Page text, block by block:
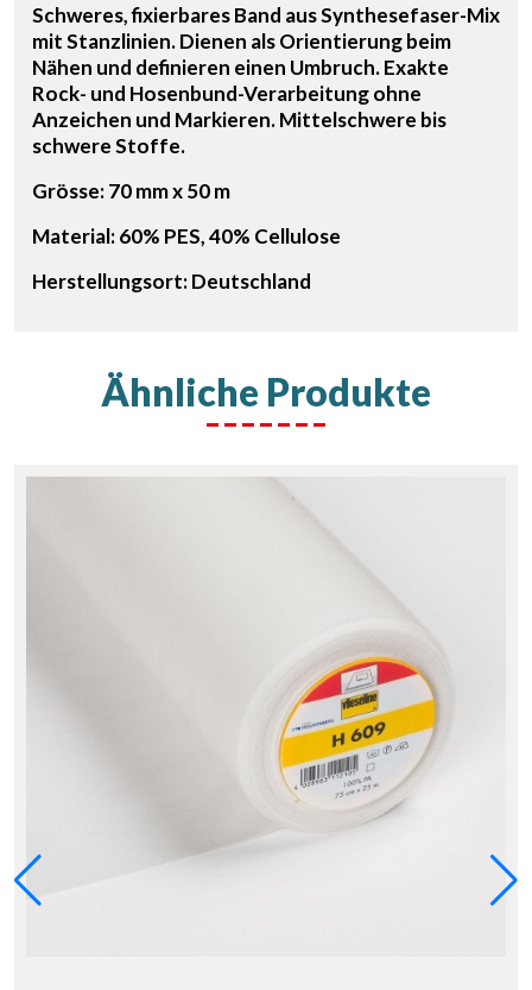
Schweres, fixierbares Band aus Synthesefaser-Mix
mit Stanzlinien. Dienen als Orientierung beim
Nähen und definieren einen Umbruch. Exakte
Rock- und Hosenbund-Verarbeitung ohne
Anzeichen und Markieren. Mittelschwere bis
schwere Stoffe.
Grösse: 70 mm x 50 m
Material: 60% PES, 40% Cellulose
Herstellungsort: Deutschland
Ähnliche Produkte